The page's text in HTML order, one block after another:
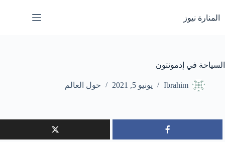
إلى
المحتوى
المنارة نيوز
السياحة في إدمونتون
Ibrahim يونيو 5, 2021 حول العالم